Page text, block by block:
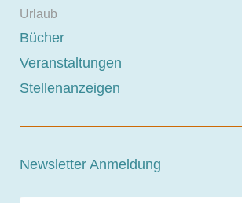
Urlaub
Bücher
Veranstaltungen
Stellenanzeigen
Newsletter Anmeldung